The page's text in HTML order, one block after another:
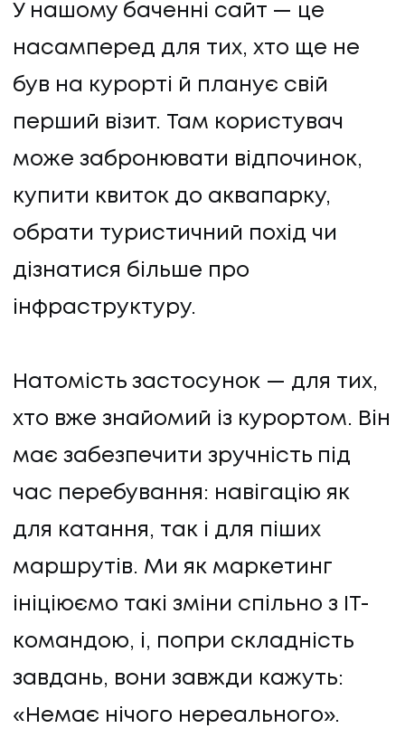
У нашому баченні сайт — це
насамперед для тих, хто ще не
був на курорті й планує свій
перший візит. Там користувач
може забронювати відпочинок,
купити квиток до аквапарку,
обрати туристичний похід чи
дізнатися більше про
інфраструктуру.
Натомість застосунок — для тих,
хто вже знайомий із курортом. Він
має забезпечити зручність під
час перебування: навігацію як
для катання, так і для піших
маршрутів. Ми як маркетинг
ініціюємо такі зміни спільно з IT-
командою, і, попри складність
завдань, вони завжди кажуть:
«Немає нічого нереального».